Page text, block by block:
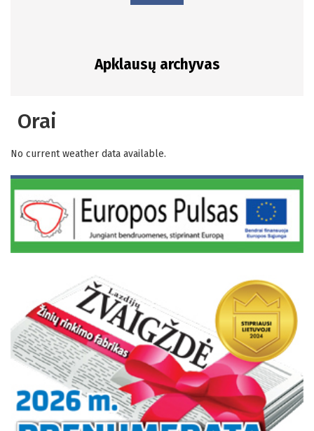
Apklausų archyvas
Orai
No current weather data available.